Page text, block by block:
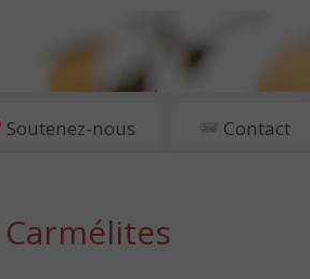
ET CULTURE À PARIS
Soutenez-nous Contact